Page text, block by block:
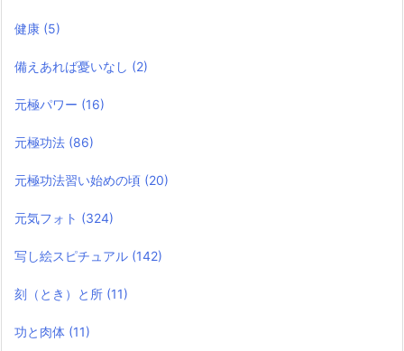
健康 (5)
備えあれば憂いなし (2)
元極パワー (16)
元極功法 (86)
元極功法習い始めの頃 (20)
元気フォト (324)
写し絵スピチュアル (142)
刻（とき）と所 (11)
功と肉体 (11)